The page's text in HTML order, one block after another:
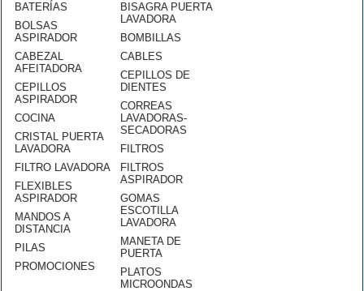
BATERÍAS
BOLSAS
ASPIRADOR
CABEZAL
AFEITADORA
CEPILLOS
ASPIRADOR
COCINA
CRISTAL PUERTA
LAVADORA
FILTRO LAVADORA
FLEXIBLES
ASPIRADOR
MANDOS A
DISTANCIA
PILAS
PROMOCIONES
BISAGRA PUERTA
LAVADORA
BOMBILLAS
CABLES
CEPILLOS DE
DIENTES
CORREAS
LAVADORAS-
SECADORAS
FILTROS
FILTROS
ASPIRADOR
GOMAS
ESCOTILLA
LAVADORA
MANETA DE
PUERTA
PLATOS
MICROONDAS